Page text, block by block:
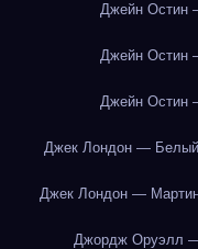
Джейн Остин
Джейн Остин
Джейн Остин
Джек Лондон —
Джек Лондон —
Джордж Оруэлл